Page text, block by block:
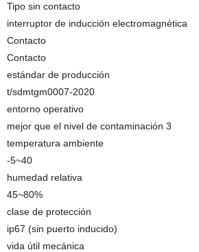
Tipo sin contacto
interruptor de inducción electromagnética
Contacto
Contacto
estándar de producción
t/sdmtgm0007-2020
entorno operativo
mejor que el nivel de contaminación 3
temperatura ambiente
-5~40
humedad relativa
45~80%
clase de protección
ip67 (sin puerto inducido)
vida útil mecánica